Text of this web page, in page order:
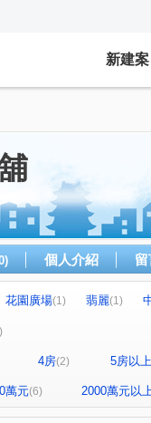
新建案
個人介紹
花園廣場(1) 翡麗(1)
杭州南路二段(2)
安成街 環河西路
4房(2) 5房以上
萬元(6) 2000萬元以